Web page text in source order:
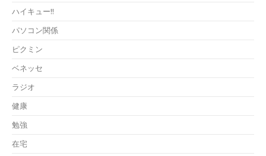
ハイキュー!!
パソコン関係
ピクミン
ベネッセ
ラジオ
健康
勉強
在宅